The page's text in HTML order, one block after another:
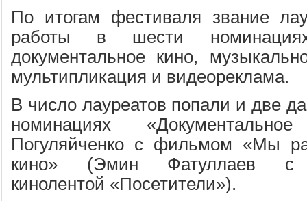
По итогам фестиваля звание
работы в шести
документальное кино,
мультипликация и видеореклама.
В число лауреатов попали и две
номинациях
Погуляйченко с фильмом «Мы
кино» (Эмин Фатуллаев с
кинолентой «Посетители»).